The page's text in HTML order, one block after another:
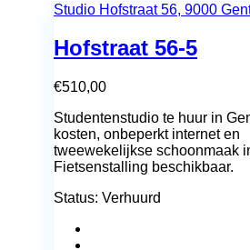
Studio Hofstraat 56, 9000
Hofstraat 56-5
€510,00
Studentenstudio te huur in
kosten, onbeperkt internet en
tweewekelijkse schoonmaak
Fietsenstalling beschikbaar.
Status: Verhuurd